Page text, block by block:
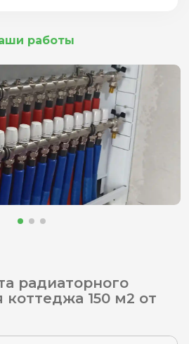
работы
радиаторного
150 м2 от